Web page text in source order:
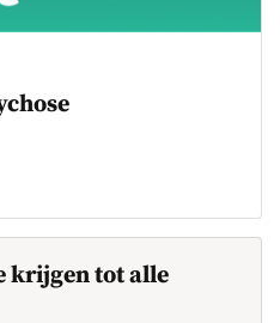
krijgen tot alle